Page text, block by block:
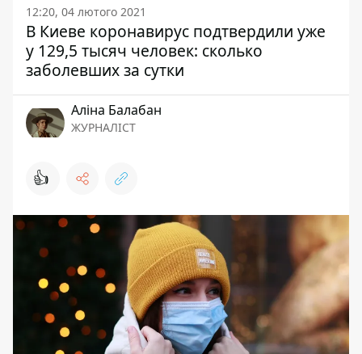
12:20, 04 лютого 2021
В Киеве коронавирус подтвердили уже
у 129,5 тысяч человек: сколько
заболевших за сутки
Аліна Балабан
ЖУРНАЛІСТ
👍